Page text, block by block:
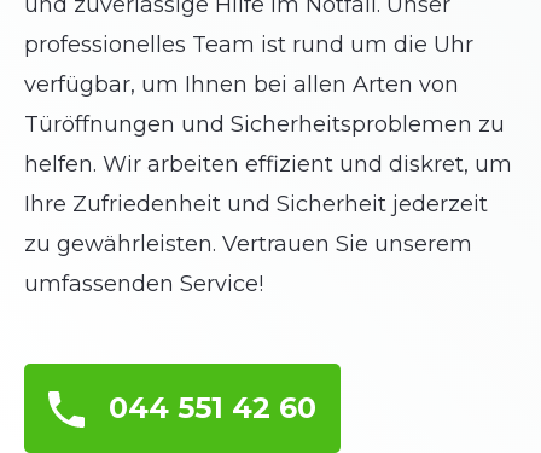
professionelles Team ist rund um die Uhr
verfügbar, um Ihnen bei allen Arten von
Türöffnungen und Sicherheitsproblemen zu
helfen. Wir arbeiten effizient und diskret, um
Ihre Zufriedenheit und Sicherheit jederzeit
zu gewährleisten. Vertrauen Sie unserem
umfassenden Service!
044 551 42 60